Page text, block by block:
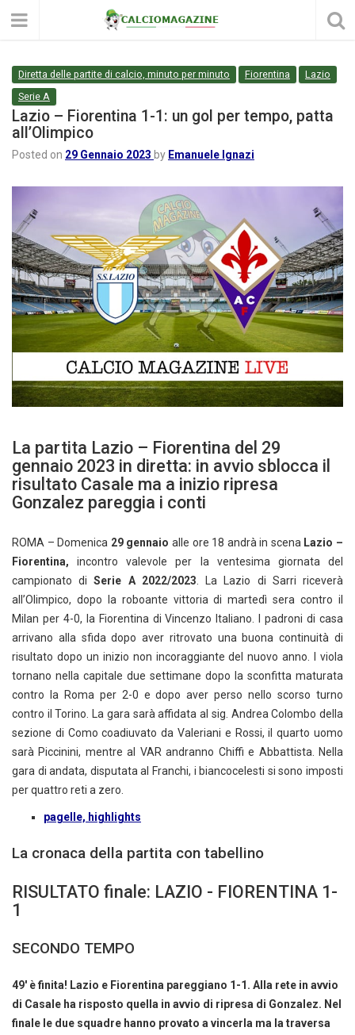
Diretta delle partite di calcio, minuto per minuto Fiorentina
Lazio
Serie A
Lazio – Fiorentina 1-1: un gol per tempo, patta
all’Olimpico
Posted on 29 Gennaio 2023 by Emanuele Ignazi
La partita Lazio – Fiorentina del 29
gennaio 2023 in diretta: in avvio sblocca il
risultato Casale ma a inizio ripresa
Gonzalez pareggia i conti
ROMA – Domenica 29 gennaio alle ore 18 andrà in scena Lazio –
Fiorentina, incontro valevole per la ventesima giornata del
campionato diSerie A 2022/2023. La Lazio di Sarri riceverà
all’Olimpico, dopo la roboante vittoria di martedì sera contro il
Milan per 4-0, la Fiorentina di Vincenzo Italiano. I padroni di casa
arrivano alla sfida dopo aver ritrovato una buona continuità di
risultato dopo un inizio non incoraggiante del nuovo anno. I viola
tornano nella capitale due settimane dopo la sconfitta maturata
contro la Roma per 2-0 e dopo aver perso nello scorso turno
contro il Torino. La gara sarà affidata al sig. Andrea Colombo della
sezione di Como coadiuvato da Valeriani e Rossi, il quarto uomo
sarà Piccinini, mentre al VAR andranno Chiffi e Abbattista. Nella
gara di andata, disputata al Franchi, i biancocelesti si sono imposti
per quattro reti a zero.
pagelle, highlights
La cronaca della partita con tabellino
RISULTATO finale: LAZIO - FIORENTINA 1-
1
SECONDO TEMPO
49' è finita! Lazio e Fiorentina pareggiano 1-1. Alla rete in avvio
di Casale ha risposto quella in avvio di ripresa di Gonzalez. Nel
finale le due squadre hanno provato a vincerla ma la traversa